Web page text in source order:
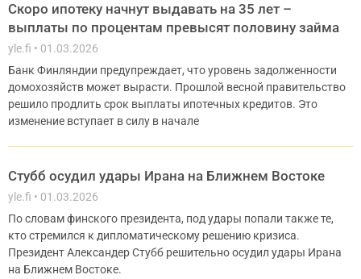
Скоро ипотеку начнут выдавать на 35 лет –
выплаты по процентам превысят половину займа
yle.fi
01.03.2026
Банк Финляндии предупреждает, что уровень задолженности
домохозяйств может вырасти. Прошлой весной правительство
решило продлить срок выплаты ипотечных кредитов. Это
изменение вступает в силу в начале
Стубб осудил удары Ирана на Ближнем Востоке
yle.fi
01.03.2026
По словам финского президента, под удары попали также те,
кто стремился к дипломатическому решению кризиса.
Президент Александер Стубб решительно осудил удары Ирана
на Ближнем Востоке.